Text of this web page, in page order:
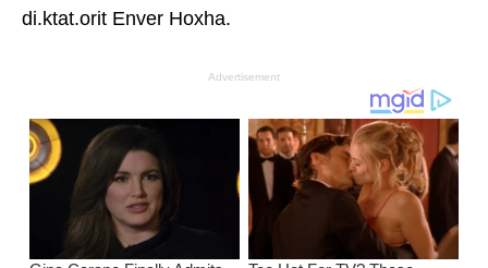
di.ktat.orit Enver Hoxha.
Advertisement